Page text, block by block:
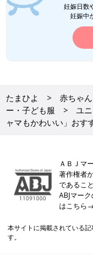
妊娠日数
妊娠中
たまひよ 赤ちゃ
ー・子ども服
ユ
ャマもかわいい」おす
ＡＢＪマ
著作権者
であるこ
ABJマー
はこち
本サイトに掲載されている
す。